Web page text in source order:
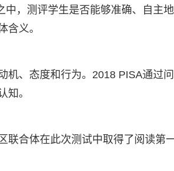
，测评学生是否能够准确、自主
含义。
机、态度和行为。2018 PISA通过
知。
联合体在此次测试中取得了阅读第